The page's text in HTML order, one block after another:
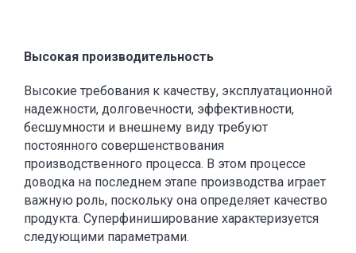
Высокая производительность
Высокие требования к качеству, эксплуатационной
надежности, долговечности, эффективности,
бесшумности и внешнему виду требуют
постоянного совершенствования
производственного процесса. В этом процессе
доводка на последнем этапе производства играет
важную роль, поскольку она определяет качество
продукта. Суперфиниширование характеризуется
следующими параметрами.